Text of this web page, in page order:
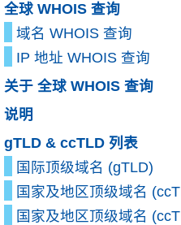
全球 WHOIS 查询
域名 WHOIS 查询
IP 地址 WHOIS 查询
关于 全球 WHOIS 查询
说明
gTLD & ccTLD 列表
国际顶级域名 (gTLD)
国家及地区顶级域名
国家及地区顶级域名